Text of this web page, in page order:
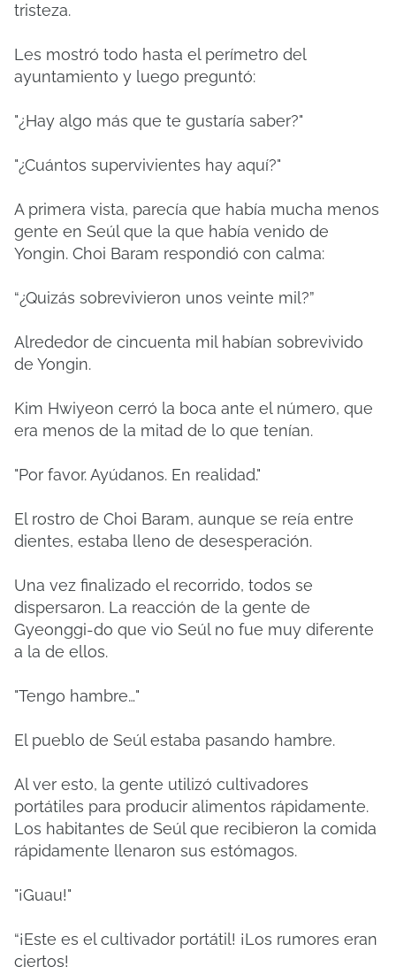
tristeza.
Les mostró todo hasta el perímetro del
ayuntamiento y luego preguntó:
"¿Hay algo más que te gustaría saber?"
"¿Cuántos supervivientes hay aquí?"
A primera vista, parecía que había mucha menos
gente en Seúl que la que había venido de
Yongin. Choi Baram respondió con calma:
“¿Quizás sobrevivieron unos veinte mil?”
Alrededor de cincuenta mil habían sobrevivido
de Yongin.
Kim Hwiyeon cerró la boca ante el número, que
era menos de la mitad de lo que tenían.
"Por favor. Ayúdanos. En realidad."
El rostro de Choi Baram, aunque se reía entre
dientes, estaba lleno de desesperación.
Una vez finalizado el recorrido, todos se
dispersaron. La reacción de la gente de
Gyeonggi-do que vio Seúl no fue muy diferente
a la de ellos.
"Tengo hambre…"
El pueblo de Seúl estaba pasando hambre.
Al ver esto, la gente utilizó cultivadores
portátiles para producir alimentos rápidamente.
Los habitantes de Seúl que recibieron la comida
rápidamente llenaron sus estómagos.
"¡Guau!"
“¡Este es el cultivador portátil! ¡Los rumores eran
ciertos!